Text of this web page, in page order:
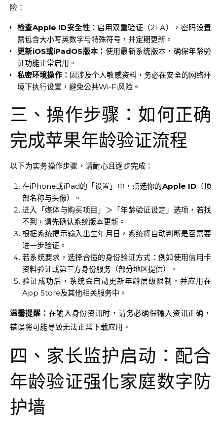
险：
检查Apple ID安全性： 启用双重验证（2FA），密码设置
需包含大小写英数字与特殊符号，并定期更新。
更新iOS或iPadOS版本： 使用最新系统版本，确保年龄验
证功能正常启用。
私密环境操作： 因涉及个人敏感资料，务必在安全的网络环
境下执行设置，避免公共Wi-Fi风险。
三、操作步骤：如何正确
完成苹果年龄验证流程
以下为实务操作步骤，请耐心且逐步完成：
在iPhone或iPad的「设置」中，点选你的Apple ID（顶
部名称与头像）。
进入「媒体与购买项目」＞「年龄验证设定」选项，若找
不到，请先确认系统版本更新。
根据系统提示输入出生年月日，系统将自动判断是否需要
进一步验证。
若系统要求，选择合适的身份验证方式：例如使用信用卡
资料验证或第三方身份服务（部分地区提供）。
验证成功后，系统会自动更新年龄层级限制，并应用在
App Store及其他相关服务中。
温馨提醒： 在输入身份资讯时，请务必确保输入资讯正确，
错误将可能导致无法正常下载应用。
四、家长监护启动：配合
年龄验证强化家庭数字防
护墙